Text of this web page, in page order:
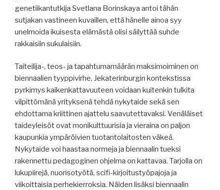
genetiikantutkija Svetlana Borinskaya antoi tähän
sutjakan vastineen kuvaillen, että hänelle ainoa syy
unelmoida ikuisesta elämästä olisi säilyttää suhde
rakkaisiin sukulaisiin.
Taiteilija-, teos- ja tapahtumamäärän maksimoiminen on
biennaalien tyyppivirhe. Jekaterinburgin kontekstissa
pyrkimys kaikenkattavuuteen voidaan kuitenkin tulkita
vilpittömänä yrityksenä tehdä nykytaide sekä sen
ehdottama kriittinen ajattelu saavutettavaksi. Venäläiset
taideyleisöt ovat monikulttuurisia ja vieraina on paljon
kaupunkia ympäröivien tuotantolaitosten väkeä.
Nykytaide voi haastaa normeja ja biennaalin tueksi
rakennettu pedagoginen ohjelma on kattavaa. Tarjolla on
lukupiirejä, nuorisotyötä, scifi-kirjoitustyöpajoja ja
viikoittaisia perhekierroksia. Näiden lisäksi biennaalin